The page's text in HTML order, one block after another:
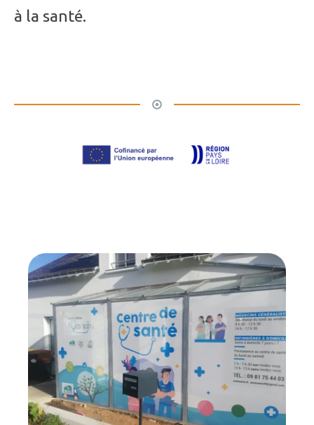
à la santé.